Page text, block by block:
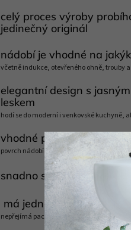
celý proces výroby
jedinečný originál
nádobí je vhodné na
včetně indukce, otevřeného ohně, trouby
elegantní design s
leskem
hodí se do moderní i venkovské kuchyně,
vhodné pro úsporné a
povrch nádobí se rychle rozehřívá a
snadno se čistí, lze mýt v
má jednolitý
nepřejímá pachy jiných potravin a mohou